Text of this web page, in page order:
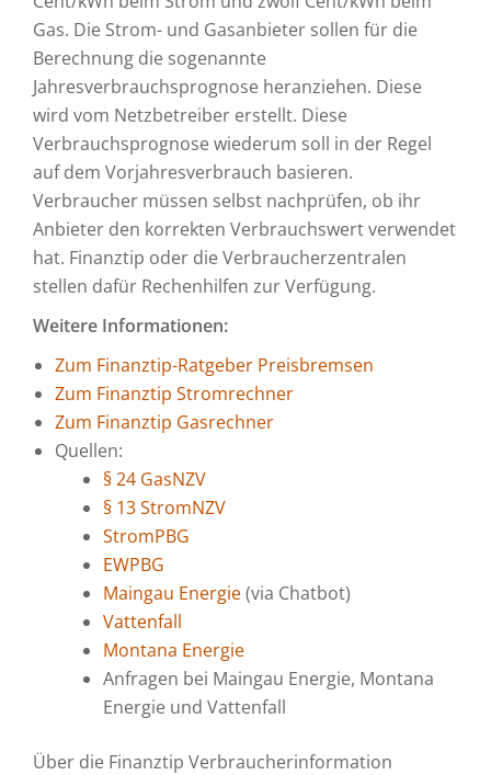
Gas. Die Strom- und Gasanbieter sollen für die
Berechnung die sogenannte
Jahresverbrauchsprognose heranziehen. Diese
wird vom Netzbetreiber erstellt. Diese
Verbrauchsprognose wiederum soll in der Regel
auf dem Vorjahresverbrauch basieren.
Verbraucher müssen selbst nachprüfen, ob ihr
Anbieter den korrekten Verbrauchswert verwendet
hat. Finanztip oder die Verbraucherzentralen
stellen dafür Rechenhilfen zur Verfügung.
Weitere Informationen:
Zum Finanztip-Ratgeber Preisbremsen
Zum Finanztip Stromrechner
Zum Finanztip Gasrechner
Quellen:
§ 24 GasNZV
§ 13 StromNZV
StromPBG
EWPBG
Maingau Energie(via Chatbot)
Vattenfall
Montana Energie
Anfragen bei Maingau Energie, Montana
Energie und Vattenfall
Über die Finanztip Verbraucherinformation